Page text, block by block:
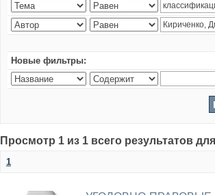
Новые фильтры:
Просмотр 1 из 1 всего результатов
1